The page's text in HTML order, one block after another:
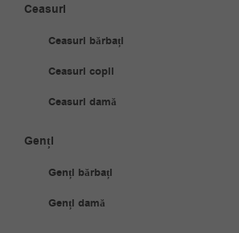
Ceasuri
Ceasuri bărbați
Ceasuri copii
Ceasuri damă
Genți
Genți bărbați
Genți damă